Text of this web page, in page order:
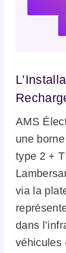
AMS
une
type 2 +
via la
dans
véhicules